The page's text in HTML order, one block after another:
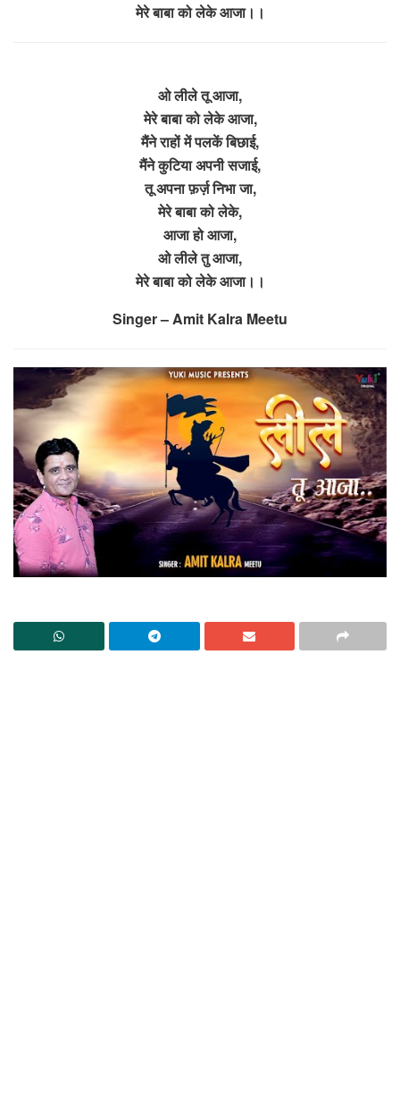
मेरे बाबा को लेके आजा।।
ओ लीले तू आजा,
मेरे बाबा को लेके आजा,
मैंने राहों में पलकें बिछाई,
मैंने कुटिया अपनी सजाई,
तू अपना फ़र्ज़ निभा जा,
मेरे बाबा को लेके,
आजा हो आजा,
ओ लीले तु आजा,
मेरे बाबा को लेके आजा।।
Singer – Amit Kalra Meetu